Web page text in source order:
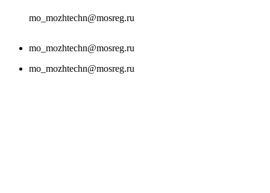
mo_mozhtechn@mosreg.ru
mo_mozhtechn@mosreg.ru
mo_mozhtechn@mosreg.ru